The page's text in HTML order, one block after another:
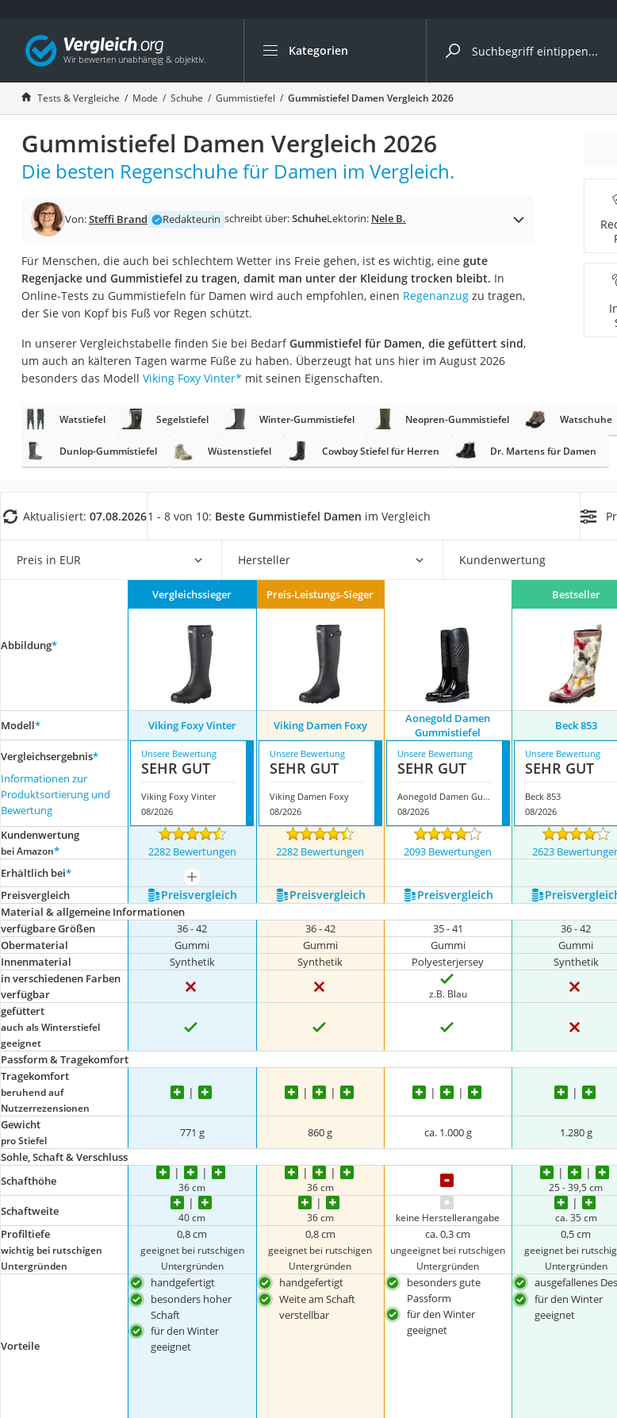
Kategorien
Die beliebtesten Vergleiche nach Kategorie
Mode
Boxershorts
Cellulite-Leggings
Herrensocken
Hausschuhe Herren
Suunto-Uhr
Überzieh-Sonnenbrille
RFID-Blocker
Sneaker Herren
Geldbörse Herren
Periodenunterwäsche
RFID-Schutzkarte
Motorradbrillen
Ausweishülle
Beheizbare Handschuhe
Gesundheitsschuhe
Tests & Vergleiche Mode Schuhe Gummistiefel Gummistiefel Damen Vergleich 2026
Gummistiefel Damen Vergleich 2026
Die besten Regenschuhe für Damen im Vergleich.
Von:Steffi Brand Redakteurin schreibt über:SchuheLektorin: Nele B.
Für Menschen, die auch bei schlechtem Wetter ins Freie gehen, ist es wichtig, eine gute
Regenjacke und Gummistiefel zu tragen, damit man unter der Kleidung trocken bleibt. In
Online-Tests zu Gummistiefeln für Damen wird auch empfohlen, einen Regenanzugzu tragen,
der Sie von Kopf bis Fuß vor Regen schützt.
In unserer Vergleichstabelle finden Sie bei BedarfGummistiefel für Damen, die gefüttert sind,
um auch an kälteren Tagen warme Füße zu haben. Überzeugt hat uns hier im August 2026
besonders das Modell Viking Foxy Vinter* mit seinen Eigenschaften.
Watstiefel Segelstiefel Winter-Gummistiefel Neopren-Gummistiefel Watschuhe
Dunlop-Gummistiefel Wüstenstiefel Cowboy Stiefel für Herren Dr. Martens für Damen
Aktualisiert: 07.08.20261 - 8 von 10: Beste Gummistiefel Damen im Vergleich
Preis in EUR Hersteller Kundenwertung
Abbildung*
Vergleichssieger Preis-Leistungs-Sieger Bestseller
Modell* Viking Foxy Vinter Viking Damen Foxy
Aonegold Damen
Gummistiefel
Beck 853
Vergleichsergebnis*
Informationen zur
Produktsortierung und
Bewertung
Unsere Bewertung
SEHR GUT
Viking Foxy Vinter
08/2026
Unsere Bewertung
SEHR GUT
Viking Damen Foxy
08/2026
Unsere Bewertung
SEHR GUT
Aonegold Damen Gummistiefel
08/2026
Unsere Bewertung
SEHR GUT
Beck 853
08/2026
Kundenwertung
bei Amazon* 2282 Bewertungen 2282 Bewertungen 2093 Bewertungen 2623
Erhältlich bei*
mehr anzeigen
Preis­vergleich
Preis­vergleich Preis­vergleich Preis­vergleich
Material & allgemeine Informationen
verfügbare Größen
36 - 42 36 - 42 35 - 41 36 - 42
Obermaterial
Gummi Gummi Gummi Gummi
Innenmaterial
Synthetik Synthetik Polyesterjersey Synthetik
in verschiedenen Farben
verfügbar
z.B. Blau
gefüttert
auch als Winterstiefel
geeignet
Passform & Tragekomfort
Tragekomfort
beruhend auf
Nutzerrezensionen
Gewicht
pro Stiefel
771 g 860 g ca. 1.000 g 1.280 g
Sohle, Schaft & Verschluss
Schafthöhe
36 cm 36 cm 25 - 39,5 cm
Schaftweite 40 cm 36 cm keine Herstellerangabe ca. 35 cm
Profiltiefe
wichtig bei rutschigen
Untergründen
0,8 cm
geeignet bei rutschigen
Untergründen
0,8 cm
geeignet bei rutschigen
Untergründen
ca. 0,3 cm
ungeeignet bei rutschigen
Untergründen
0,5 cm
geeignet bei
Untergründen
Vorteile
handgefertigt
besonders hoher
Schaft
für den Winter
geeignet
handgefertigt
Weite am Schaft
verstellbar
besonders gute
Passform
für den Winter
geeignet
ausgefallenes
für den Winter
geeignet